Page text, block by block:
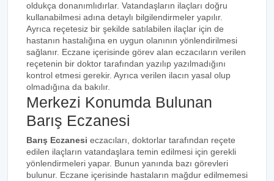
oldukça donanımlıdırlar. Vatandaşların ilaçları doğru
kullanabilmesi adına detaylı bilgilendirmeler yapılır.
Ayrıca reçetesiz bir şekilde satılabilen ilaçlar için de
hastanın hastalığına en uygun olanının yönlendirilmesi
sağlanır. Eczane içerisinde görev alan eczacıların verilen
reçetenin bir doktor tarafından yazılıp yazılmadığını
kontrol etmesi gerekir. Ayrıca verilen ilacın yasal olup
olmadığına da bakılır.
Merkezi Konumda Bulunan
Barış Eczanesi
Barış Eczanesi eczacıları, doktorlar tarafından reçete
edilen ilaçların vatandaşlara temin edilmesi için gerekli
yönlendirmeleri yapar. Bunun yanında bazı görevleri
bulunur. Eczane içerisinde hastaların mağdur edilmemesi